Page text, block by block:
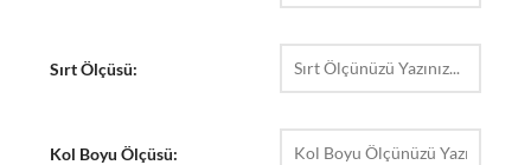
Sırt Ölçüsü:
Kol Boyu Ölçüsü: